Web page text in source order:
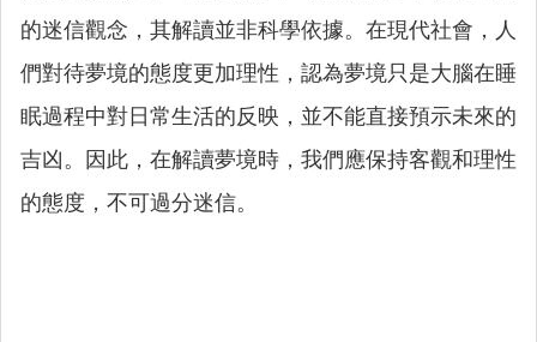
的迷信觀念，其解讀並非科學依據。在現代社會，人
們對待夢境的態度更加理性，認為夢境只是大腦在睡
眠過程中對日常生活的反映，並不能直接預示未來的
吉凶。因此，在解讀夢境時，我們應保持客觀和理性
的態度，不可過分迷信。